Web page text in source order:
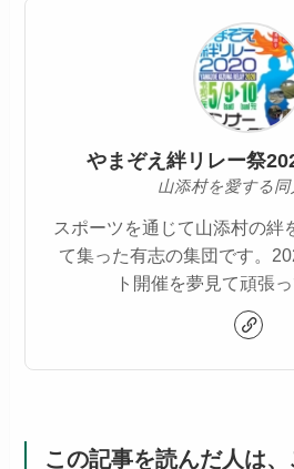
やまぞえ絆リレー祭
山添村を愛する
スポーツを通じて山添村の絆
て集った有志の集団です。
ト開催を夢見て頑張っ
この記事を読んだ人は